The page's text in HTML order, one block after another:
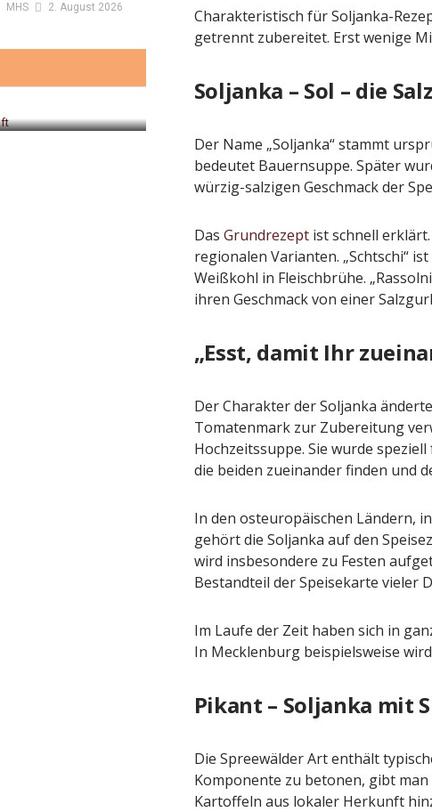
Charakteristisch für Soljanka-
getrennt zubereitet. Erst wenige
Soljanka – Sol – die
Der Name „Soljanka“ stammt
bedeutet Bauernsuppe. Später
würzig-salzigen Geschmack der
Das Grundrezeptist schnell erklärt.
regionalen Varianten. „Schtschi“
Weißkohl in Fleischbrühe.
ihren Geschmack von einer
„Esst, damit Ihr
Der Charakter der Soljanka
Tomatenmark zur Zubereitung
Hochzeitssuppe. Sie wurde
die beiden zueinander finden und
In den osteuropäischen Ländern,
gehört die Soljanka auf den
wird insbesondere zu Festen
Bestandteil der Speisekarte vieler
Im Laufe der Zeit haben sich in
In Mecklenburg beispielsweise
Pikant – Soljanka mit
Die Spreewälder Art enthält
Komponente zu betonen, gibt
Kartoffeln aus lokaler Herkunft
MHS 2. August 2026
Pepe Jeans London mit Summer
Sale und neuer Kollektion